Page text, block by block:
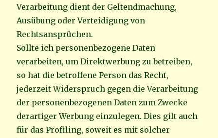
Verarbeitung dient der Geltendmachung,
Ausübung oder Verteidigung von
Rechtsansprüchen.
Sollte ich personenbezogene Daten
verarbeiten, um Direktwerbung zu betreiben,
so hat die betroffene Person das Recht,
jederzeit Widerspruch gegen die Verarbeitung
der personenbezogenen Daten zum Zwecke
derartiger Werbung einzulegen. Dies gilt auch
für das Profiling, soweit es mit solcher